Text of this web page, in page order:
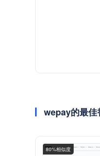
wepay的最佳
80%相似度